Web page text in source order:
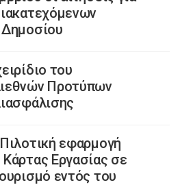
του
Προτύπων
εφαρμογή
Εργασίας σε
εντός του